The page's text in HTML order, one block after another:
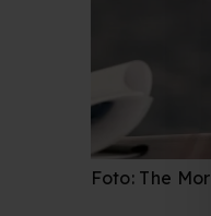
Foto: The